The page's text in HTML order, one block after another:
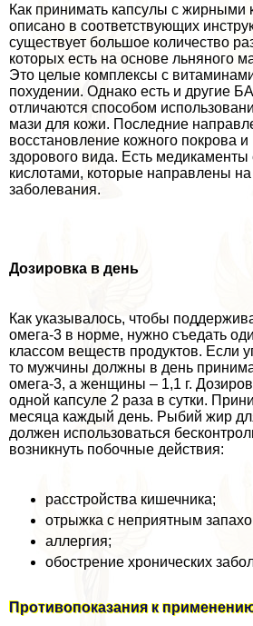
Как принимать капсулы с жирными
описано в соответствующих
существует большое количество
которых есть на основе льняного
Это целые комплексы с
похудении. Однако есть и другие
отличаются способом
мази для кожи. Последние
восстановление кожного покрова
здорового вида. Есть
кислотами, которые направлены
заболевания.
Дозировка в день
Как указывалось, чтобы
омега-3 в норме, нужно съедать
классом веществ продуктов. Если
то мужчины должны в день
омега-3, а женщины – 1,1 г.
одной капсуле 2 раза в сутки.
месяца каждый день. Рыбий жир
должен использоваться
возникнуть побочные действия:
расстройства кишечника;
отрыжка с неприятным
аллергия;
обострение хронических
Противопоказания к